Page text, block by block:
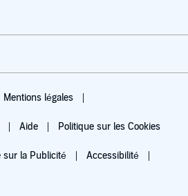
Mentions légales
Aide Politique sur les Cookies
sur la Publicité Accessibilité